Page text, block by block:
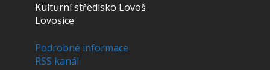
Kulturní středisko Lovoš
Lovosice
Podrobné informace
RSS kanál